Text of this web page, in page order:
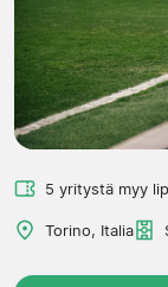
5 yritystä myy
Torino, Italia